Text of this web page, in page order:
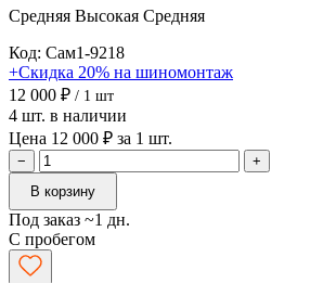
Средняя Высокая Средняя
Код: Сам1-9218
+Скидка 20% на шиномонтаж
12 000 ₽ / 1 шт
4 шт. в наличии
Цена 12 000 ₽ за 1 шт.
−
+
В корзину
Под заказ ~1 дн.
С пробегом